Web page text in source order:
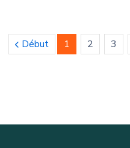
icon
Début 1 (current)
2 3